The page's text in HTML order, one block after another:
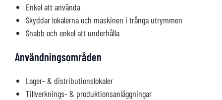
Enkel att använda
Skyddar lokalerna och maskinen i trånga utrymmen
Snabb och enkel att underhålla
Användningsområden
Lager- & distributionslokaler
Tillverknings- & produktionsanläggningar